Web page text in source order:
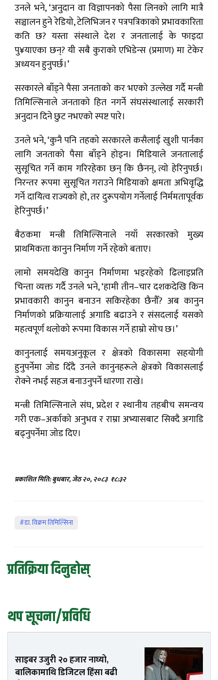
उनले भने, ‘अनुदान वा विज्ञापनको पैसा लिनको लागि मात्रै
सञ्चालन हुने रेडियो, टेलिभिजन र पत्रपत्रिकाको प्रभावकारिता
कति छ? यस्ता संस्थाले देश र जनतालाई के फाइदा
पु¥याएका छन्? यी सबै कुराको एभिडेन्स (प्रमाण) मा टेकेर
अध्ययन हुनुपर्छ।’
सरकारले बाँड्ने पैसा जनताको कर भएको उल्लेख गर्दै मन्त्री
तिमिल्सिनाले जनताको हित नगर्ने संघसंस्थालाई सरकारी
अनुदान दिने छुट नभएको स्पष्ट पारे।
उनले भने, ‘कुनै पनि तहको सरकारले कसैलाई खुशी पार्नका
लागि जनताको पैसा बाँड्ने होइन। मिडियाले जनतालाई
सुसूचित गर्ने काम गरिरहेका छन् कि छैनन्, त्यो हेरिनुपर्छ।
निरन्तर रूपमा सुसूचित गराउने मिडियाको क्षमता अभिवृद्धि
गर्ने दायित्व राज्यको हो, तर दुरूपयोग गर्नेलाई निर्ममतापूर्वक
हेरिनुपर्छ।’
बैठकमा मन्त्री तिमिल्सिनाले नयाँ सरकारको मुख्य
प्राथमिकता कानुन निर्माण गर्ने रहेको बताए।
लामो समयदेखि कानुन निर्माणमा भइरहेको ढिलाइप्रति
चिन्ता व्यक्त गर्दै उनले भने, ‘हामी तीन–चार दशकदेखि किन
प्रभावकारी कानुन बनाउन सकिरहेका छैनौँ? अब कानुन
निर्माणको प्रक्रियालाई अगाडि बढाउने र संसदलाई यसको
महत्वपूर्ण थलोको रूपमा विकास गर्ने हाम्रो सोच छ।’
कानुनलाई समयअनुकूल र क्षेत्रको विकासमा सहयोगी
हुनुपर्नेमा जोड दिँदै उनले कानुनहरूले क्षेत्रको विकासलाई
रोक्ने नभई सहज बनाउनुपर्ने धारणा राखे।
मन्त्री तिमिल्सिनाले संघ, प्रदेश र स्थानीय तहबीच समन्वय
गरी एक–अर्काको अनुभव र राम्रा अभ्यासबाट सिक्दै अगाडि
बढ्नुपर्नेमा जोड दिए।
प्रकाशित मिति: बुधबार, जेठ २०, २०८३ १८:३२
#डा. विक्रम तिमिल्सिना
प्रतिक्रिया दिनुहोस्
थप सूचना/प्रविधि
साइबर उजुरी २० हजार नाघ्यो,
बालिकामाथि डिजिटल हिंसा बढी